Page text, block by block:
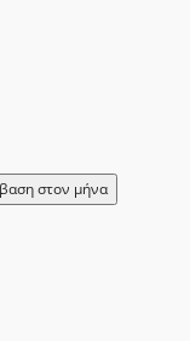
στον μήνα